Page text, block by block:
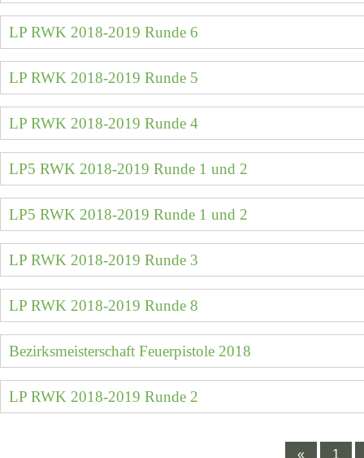
LP RWK 2018-2019 Runde 6
LP RWK 2018-2019 Runde 5
LP RWK 2018-2019 Runde 4
LP5 RWK 2018-2019 Runde 1 und 2
LP5 RWK 2018-2019 Runde 1 und 2
LP RWK 2018-2019 Runde 3
LP RWK 2018-2019 Runde 8
Bezirksmeisterschaft Feuerpistole 2018
LP RWK 2018-2019 Runde 2
« 1